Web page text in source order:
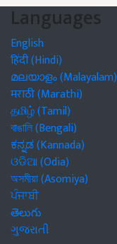
Languages
English
हिंदी (Hindi)
മലയാളം (Malayalam)
मराठी (Marathi)
தமிழ் (Tamil)
বাঙালি (Bengali)
ಕನ್ನಡ (Kannada)
ଓଡିଆ (Odia)
অসমীয়া (Asomiya)
ਪੰਜਾਬੀ
తెలుగు
ગુજરાતી